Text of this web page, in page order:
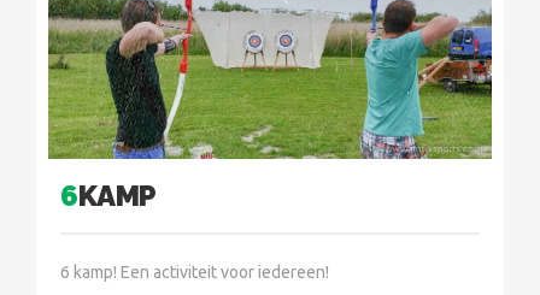
6KAMP
6 kamp! Een activiteit voor iedereen!